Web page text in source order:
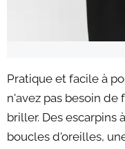
Pratique et facile à
n'avez pas besoin
briller. Des escarpins
boucles d'oreilles,